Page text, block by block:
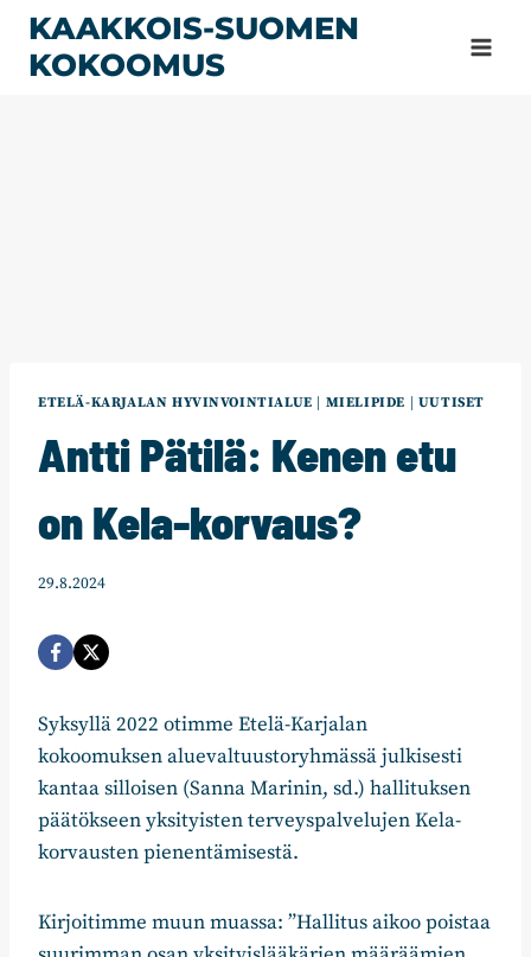
Siirry
sisältöön
KAAKKOIS-SUOMEN
KOKOOMUS
ETELÄ-KARJALAN HYVINVOINTIALUE | MIELIPIDE | UUTISET
Antti Pätilä: Kenen etu
on Kela-korvaus?
29.8.2024
Syksyllä 2022 otimme Etelä-Karjalan
kokoomuksen aluevaltuustoryhmässä julkisesti
kantaa silloisen (Sanna Marinin, sd.) hallituksen
päätökseen yksityisten terveyspalvelujen Kela-
korvausten pienentämisestä.
Kirjoitimme muun muassa: ”Hallitus aikoo poistaa